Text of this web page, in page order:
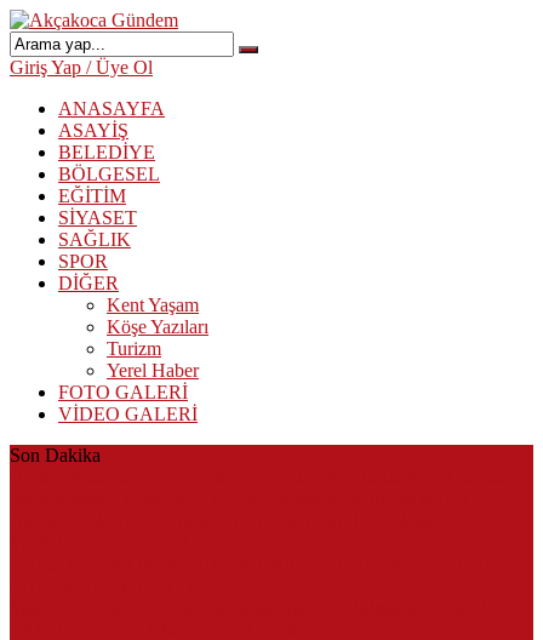
Giriş Yap / Üye Ol
ANASAYFA
ASAYİŞ
BELEDİYE
BÖLGESEL
EĞİTİM
SİYASET
SAĞLIK
SPOR
DİĞER
Kent Yaşam
Köşe Yazıları
Turizm
Yerel Haber
FOTO GALERİ
VİDEO GALERİ
Son Dakika